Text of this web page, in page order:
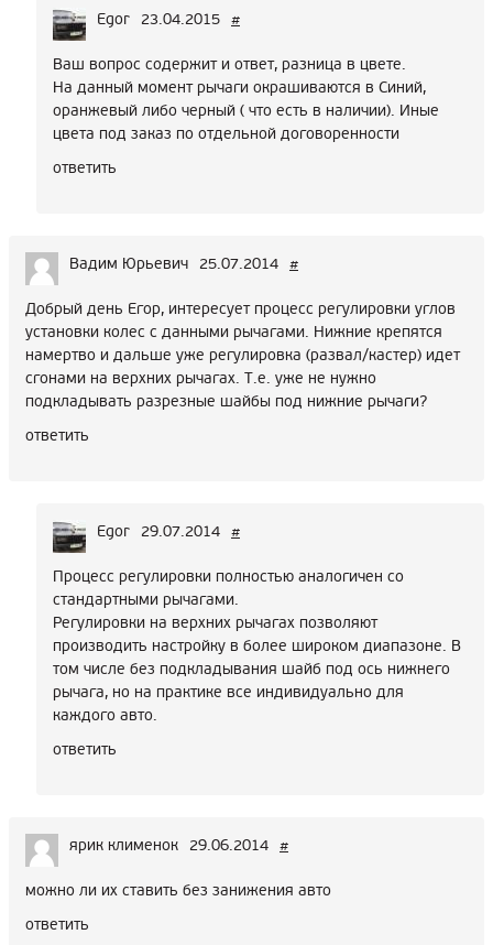
Egor 23.04.2015 #
Ваш вопрос содержит и ответ, разница в цвете.
На данный момент рычаги окрашиваются в Синий,
оранжевый либо черный ( что есть в наличии). Иные
цвета под заказ по отдельной договоренности
ответить
Вадим Юрьевич 25.07.2014 #
Добрый день Егор, интересует процесс регулировки углов
установки колес с данными рычагами. Нижние крепятся
намертво и дальше уже регулировка (развал/кастер) идет
сгонами на верхних рычагах. Т.е. уже не нужно
подкладывать разрезные шайбы под нижние рычаги?
ответить
Egor 29.07.2014 #
Процесс регулировки полностью аналогичен со
стандартными рычагами.
Регулировки на верхних рычагах позволяют
производить настройку в более широком диапазоне. В
том числе без подкладывания шайб под ось нижнего
рычага, но на практике все индивидуально для
каждого авто.
ответить
ярик клименок 29.06.2014 #
можно ли их ставить без занижения авто
ответить